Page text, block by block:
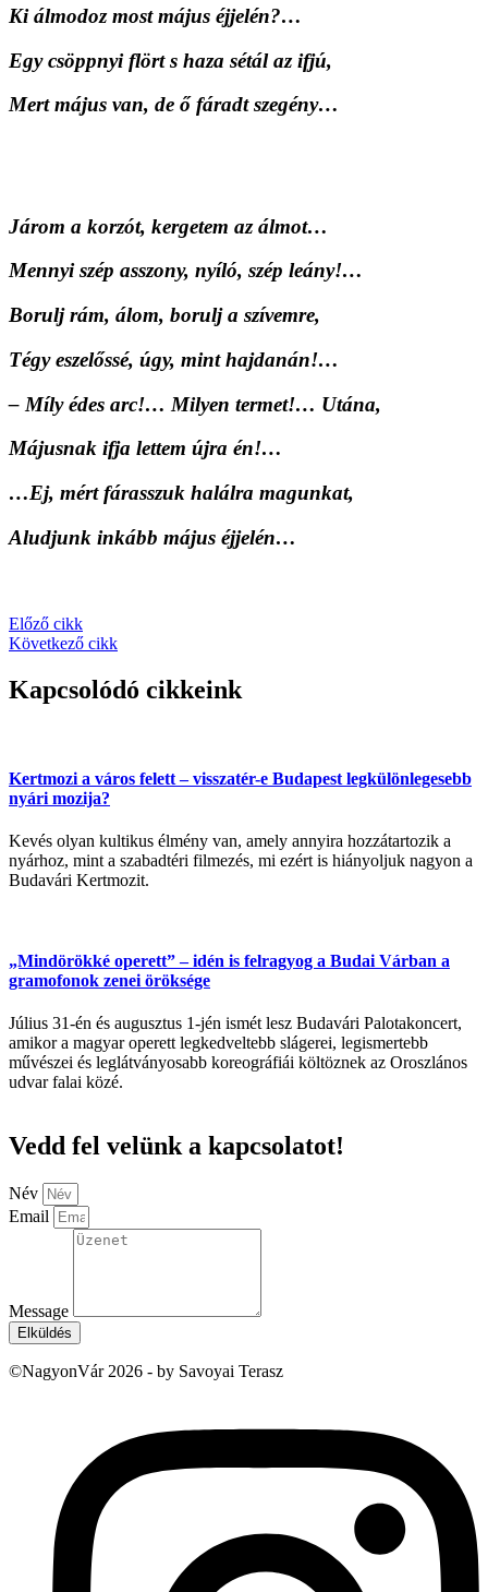
Ki álmodoz most május éjjelén?…
Egy csöppnyi flört s haza sétál az ifjú,
Mert május van, de ő fáradt szegény…
Járom a korzót, kergetem az álmot…
Mennyi szép asszony, nyíló, szép leány!…
Borulj rám, álom, borulj a szívemre,
Tégy eszelőssé, úgy, mint hajdanán!…
– Míly édes arc!… Milyen termet!… Utána,
Májusnak ifja lettem újra én!…
…Ej, mért fárasszuk halálra magunkat,
Aludjunk inkább május éjjelén…
Előző cikk
Következő cikk
Kapcsolódó cikkeink
Kertmozi a város felett – visszatér-e Budapest legkülönlegesebb
nyári mozija?
Kevés olyan kultikus élmény van, amely annyira hozzátartozik a
nyárhoz, mint a szabadtéri filmezés, mi ezért is hiányoljuk nagyon a
Budavári Kertmozit.
„Mindörökké operett” – idén is felragyog a Budai Várban a
gramofonok zenei öröksége
Július 31-én és augusztus 1-jén ismét lesz Budavári Palotakoncert,
amikor a magyar operett legkedveltebb slágerei, legismertebb
művészei és leglátványosabb koreográfiái költöznek az Oroszlános
udvar falai közé.
Vedd fel velünk a kapcsolatot!
Név
Email
Message
Elküldés
©NagyonVár 2026 - by Savoyai Terasz